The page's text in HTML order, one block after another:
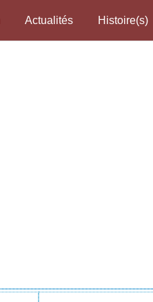
Actualités Histoire(s)